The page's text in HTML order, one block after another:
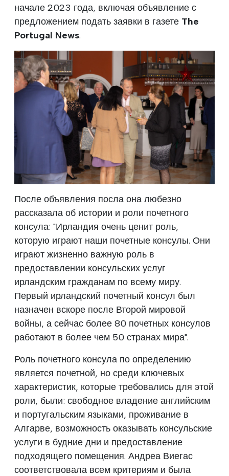
начале 2023 года, включая объявление с
предложением подать заявки в газете The
Portugal News.
После объявления посла она любезно
рассказала об истории и роли почетного
консула: "Ирландия очень ценит роль,
которую играют наши почетные консулы. Они
играют жизненно важную роль в
предоставлении консульских услуг
ирландским гражданам по всему миру.
Первый ирландский почетный консул был
назначен вскоре после Второй мировой
войны, а сейчас более 80 почетных консулов
работают в более чем 50 странах мира".
Роль почетного консула по определению
является почетной, но среди ключевых
характеристик, которые требовались для этой
роли, были: свободное владение английским
и португальским языками, проживание в
Алгарве, возможность оказывать консульские
услуги в будние дни и предоставление
подходящего помещения. Андреа Виегас
соответствовала всем критериям и была